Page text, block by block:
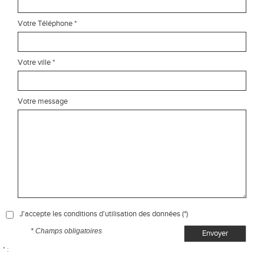
Votre Téléphone *
Votre ville *
Votre message
J'accepte les conditions d'utilisation des données (*)
Envoyer
* Champs obligatoires
* :